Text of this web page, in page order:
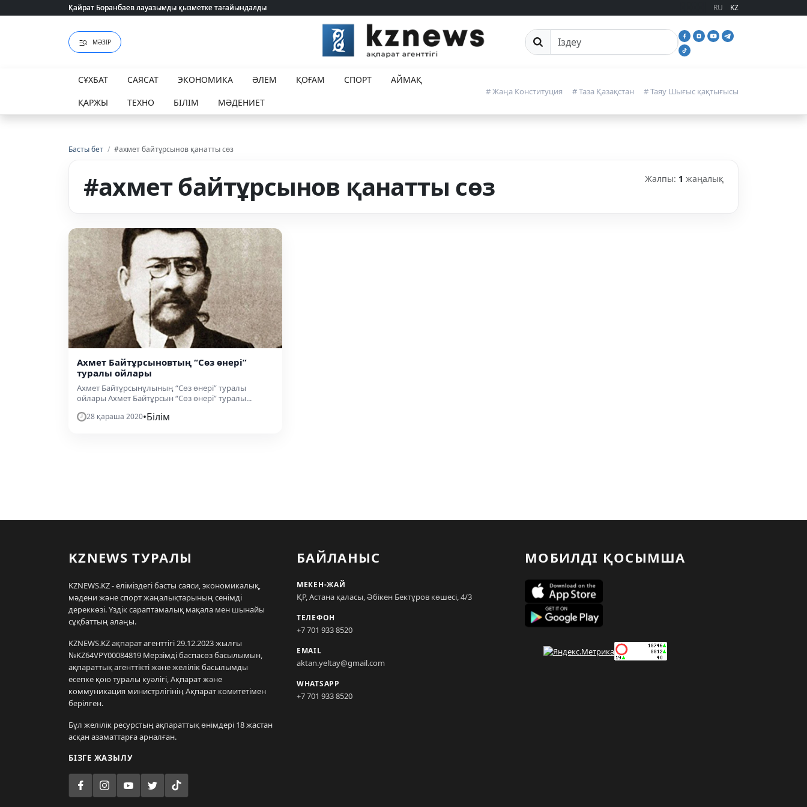
Қайрат Боранбаев лауазымды қызметке тағайындалды
Қайрат Боранбаев лауазымды қызметке тағайындалды RU KZ
МӘЗІР Сайттан іздеу
СҰХБАТ САЯСАТ ЭКОНОМИКА ӘЛЕМ ҚОҒАМ СПОРТ
АЙМАҚ
ҚАРЖЫ
ТЕХНО БІЛІМ МӘДЕНИЕТ
# Жаңа Конституция # Таза Қазақстан # Таяу Шығыс қақтығысы
Басты бет / #ахмет байтұрсынов қанатты сөз
#ахмет байтұрсынов қанатты сөз Жалпы: 1 жаңалық
Ахмет Байтұрсыновтың “Сөз өнері”
туралы ойлары
Ахмет Байтұрсынұлының “Сөз өнері” туралы
ойлары Ахмет Байтұрсын “Сөз өнері” туралы...
28 қараша 2020•Білім
KZNEWS ТУРАЛЫ
KZNEWS.KZ - еліміздегі басты саяси, экономикалық,
мәдени және спорт жаңалықтарының сенімді
дереккөзі. Үздік сараптамалық мақала мен шынайы
сұқбаттың алаңы.
KZNEWS.KZ ақпарат агенттігі 29.12.2023 жылғы
№KZ64VPY00084819 Мерзімді баспасөз басылымын,
ақпараттық агенттікті және желілік басылымды
есепке қою туралы куәлігі, Ақпарат және
коммуникация министрлігінің Ақпарат комитетімен
берілген.
Бұл желілік ресурстың ақпараттық өнімдері 18 жастан
асқан азаматтарға арналған.
БІЗГЕ ЖАЗЫЛУ
БАЙЛАНЫС
МЕКЕН-ЖАЙ
ҚР, Астана қаласы, Әбікен Бектұров көшесі, 4/3
ТЕЛЕФОН
+7 701 933 8520
EMAIL
aktan.yeltay@gmail.com
WHATSAPP
+7 701 933 8520
МОБИЛДІ ҚОСЫМША